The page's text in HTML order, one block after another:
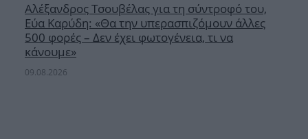
Αλέξανδρος Τσουβέλας για τη σύντροφό του,
Εύα Καρύδη: «Θα την υπερασπιζόμουν άλλες
500 φορές – Δεν έχει φωτογένεια, τι να
κάνουμε»
09.08.2026